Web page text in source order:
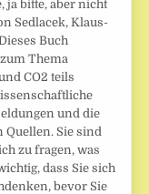
ja bitte, aber nicht
Sedlacek, Klaus-
Buch
Thema
CO2 teils
und die
Quellen. Sie sind
zu fragen, was
dass Sie sich
bevor Sie